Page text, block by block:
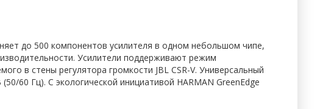
до 500 компонентов усилителя в одном небольшом чипе,
Усилители поддерживают режим
в стены регулятора громкости JBL CSR-V. Универсальный
60 Гц). С экологической инициативой HARMAN GreenEdge